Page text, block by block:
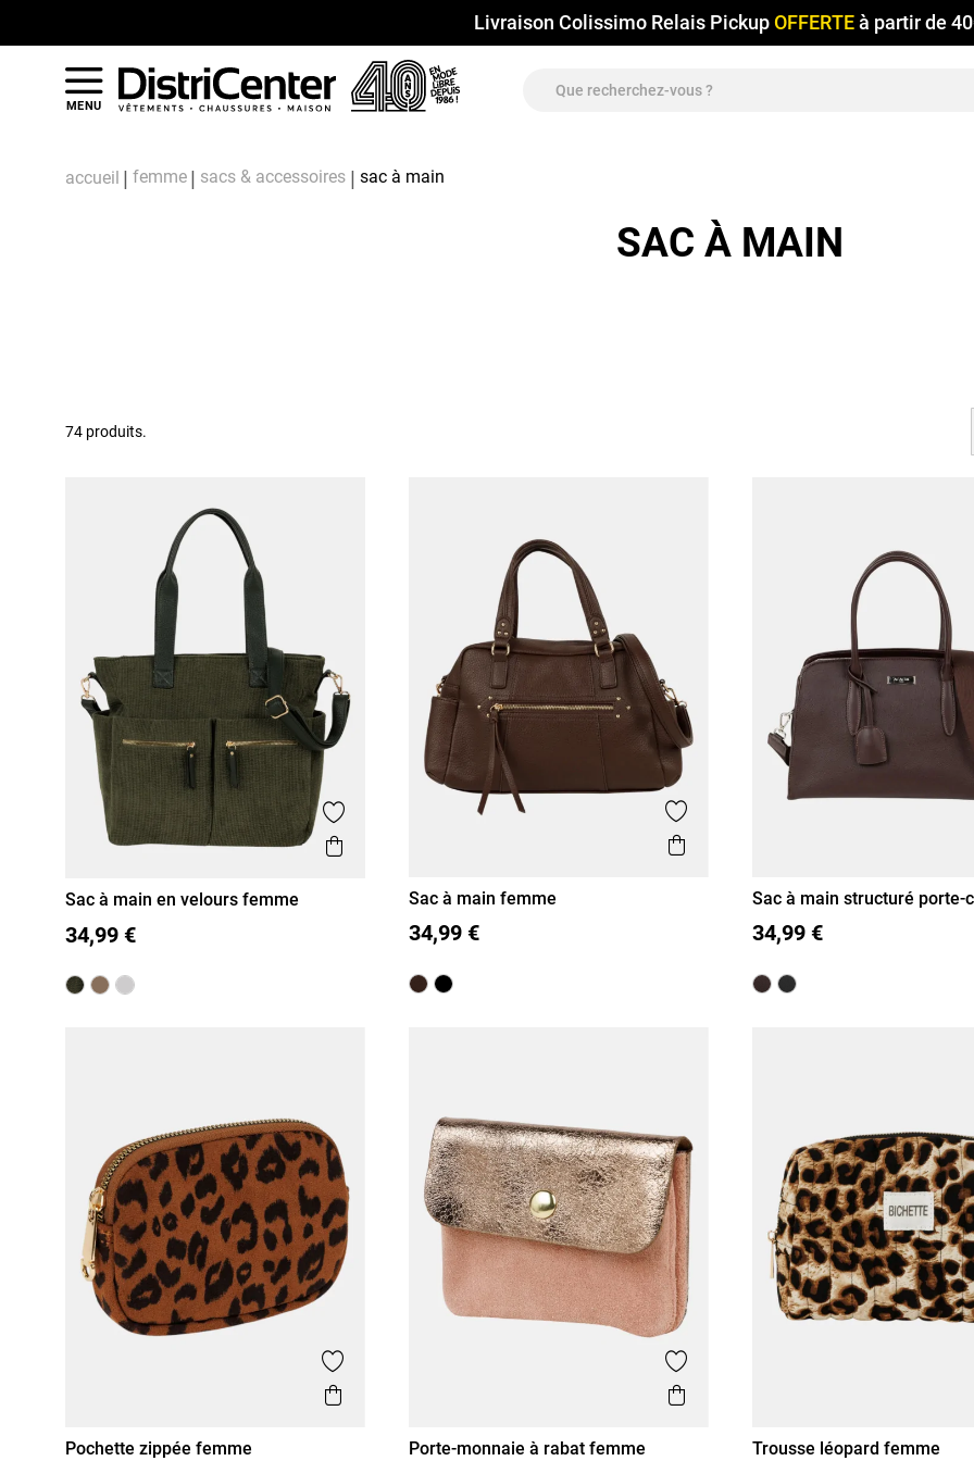
Livraison Colissimo Relais Pickup OFFERTEà partir de
MENU
accueil femme sacs & accessoires sac à main
SAC À MAIN
74 produits.
Ajouter aux favoris
Aperçu rapide
T U
Sac à main en velours femme
34,99 €
Ajouter aux favoris
Aperçu rapide
T U
Sac à main femme
34,99 € T U
Sac à main structuré porte-
34,99 €
Ajouter aux favoris
Aperçu rapide
Pochette zippée femme
Ajouter aux favoris
Aperçu rapide
Porte-monnaie à rabat femme Trousse léopard femme